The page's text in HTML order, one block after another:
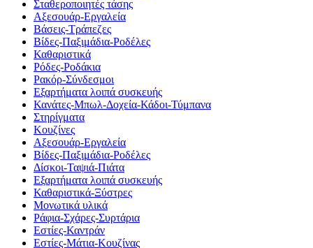
Σταθεροποιητές τάσης
Αξεσουάρ-Εργαλεία
Βάσεις-Τράπεζες
Βίδες-Παξιμάδια-Ροδέλες
Καθαριστικά
Ρόδες-Ροδάκια
Ρακόρ-Σύνδεσμοι
Εξαρτήματα λοιπά συσκευής
Κανάτες-Μπωλ-Δοχεία-Κάδοι-Τύμπανα
Στηρίγματα
Κουζίνες
Αξεσουάρ-Εργαλεία
Βίδες-Παξιμάδια-Ροδέλες
Δίσκοι-Ταψιά-Πιάτα
Εξαρτήματα λοιπά συσκευής
Καθαριστικά-Ξύστρες
Μονωτικά υλικά
Ράφια-Σχάρες-Συρτάρια
Εστίες-Καντράν
Εστίες-Μάτια-Κουζίνας